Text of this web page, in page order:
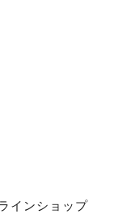
インショップ